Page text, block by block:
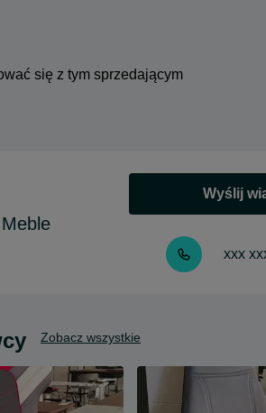
się z tym sprzedającym
Wyślij
xxx
Zobacz wszystkie